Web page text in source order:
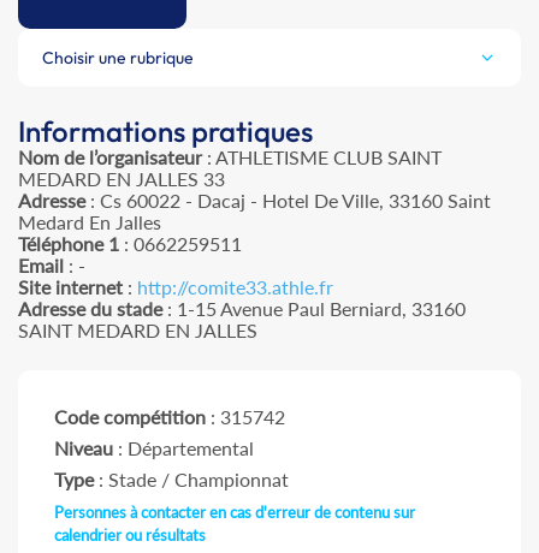
Choisir une rubrique
Informations pratiques
Nom de l’organisateur: ATHLETISME CLUB SAINT
MEDARD EN JALLES 33
Adresse: Cs 60022 - Dacaj - Hotel De Ville, 33160 Saint
Medard En Jalles
Téléphone 1 : 0662259511
Email : -
Site internet : http://comite33.athle.fr
Adresse du stade: 1-15 Avenue Paul Berniard, 33160
SAINT MEDARD EN JALLES
Code compétition : 315742
Niveau : Départemental
Type: Stade / Championnat
Personnes à contacter en cas d'erreur de contenu sur
calendrier ou résultats